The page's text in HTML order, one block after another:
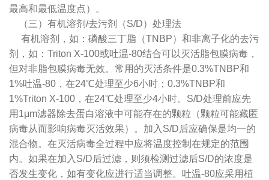
最高和最低温度点）。
（三）有机溶剂/去污剂（S/D）处理法
有机溶剂，如：磷酸三丁脂（TNBP）和非离子化的去污
剂，如：Triton X-100或吐温-80结合可以灭活脂包膜病毒，
但对非脂包膜病毒无效。常用的灭活条件是0.3%TNBP和
1%吐温-80，在24℃处理至少6小时；0.3%TNBP和
1%Triton X-100，在24℃处理至少4小时。S/D处理前应先
用1μm滤器除去蛋白溶液中可能存在的颗粒（颗粒可能藏匿
病毒从而影响病毒灭活效果）。加入S/D后应确保是均一的
混合物。在灭活病毒全过程中应将温度控制在规定的范围
内。如果在加入S/D后过滤，则须检测过滤后S/D的浓度是
否发生变化，如有变化应进行适当调整。吐温-80应采用植